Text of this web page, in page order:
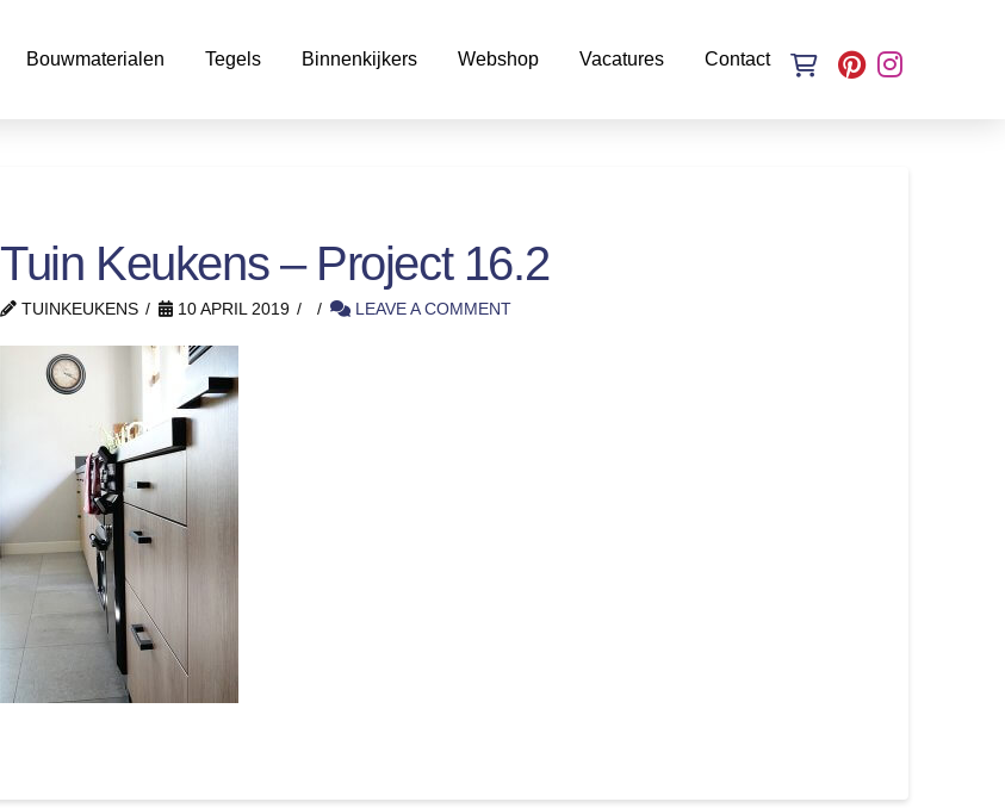
Bouwmaterialen Tegels Binnenkijkers Webshop Vacatures Contact
Tuin Keukens – Project 16.2
TUINKEUKENS 10 APRIL 2019 LEAVE A COMMENT